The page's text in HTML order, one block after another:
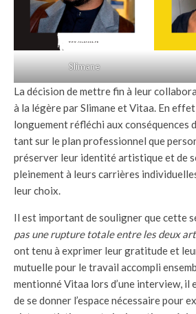
Slimane
La décision de mettre fin à leur
à la légère par Slimane et Vitaa. En
longuement réfléchi aux conséquences
tant sur le plan professionnel que
préserver leur identité artistique et de
pleinement à leurs carrières
leur choix.
Il est important de souligner que cette
pas une rupture totale entre les deux
ont tenu à exprimer leur gratitude et
mutuelle pour le travail accompli
mentionné Vitaa lors d’une interview, il
de se donner l’espace nécessaire pour